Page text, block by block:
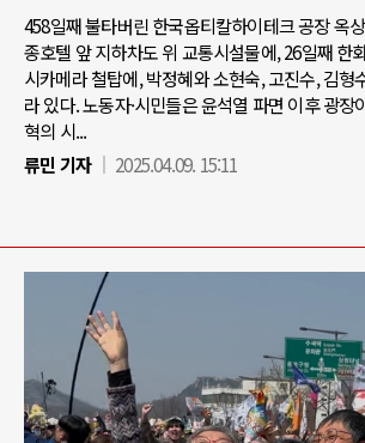
458일째 불타버린 한국옵티칼하이테크 공장 옥
종호텔 앞 지하차도 위 교통시설물에, 26일째 한
시카메라 철탑에, 박정혜와 소현숙, 고진수, 김형
라 있다. 노동자·시민들은 윤석열 파면 이후 광장
혁의 시...
류민 기자
2025.04.09. 15:11